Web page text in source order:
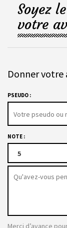
Soyez
votre
Donner votre
PSEUDO :
NOTE :
5
Merci d’avance